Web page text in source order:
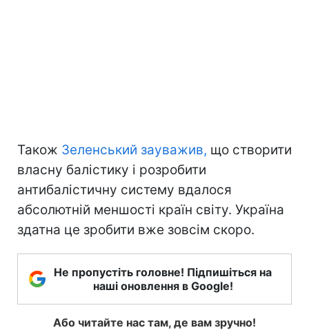
Також Зеленський зауважив, що створити
власну балістику і розробити
антибалістичну систему вдалося
абсолютній меншості країн світу. Україна
здатна це зробити вже зовсім скоро.
Не пропустіть головне! Підпишіться на
наші оновлення в Google!
Або читайте нас там, де вам зручно!